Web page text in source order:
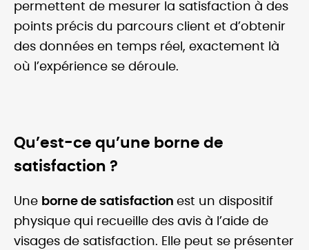
permettent de mesurer la satisfaction à des
points précis du parcours client et d’obtenir
des données en temps réel, exactement là
où l’expérience se déroule.
Qu’est-ce qu’une borne de
satisfaction ?
Une borne de satisfaction est un dispositif
physique qui recueille des avis à l’aide de
visages de satisfaction. Elle peut se présenter